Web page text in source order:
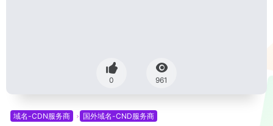
0 961
域名-CDN服务商 国外域名-CND服务商